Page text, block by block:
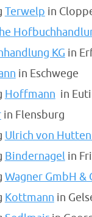
Terwelp in
KG in
in Eschwege
Hoffmann in
in Flensburg
Ulrich von Hutten
Bindernagelin
Wagner GmbH &
Kottmann in